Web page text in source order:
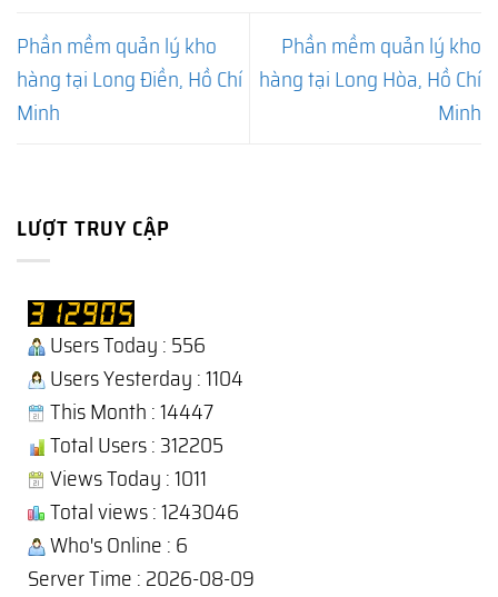
Phần mềm quản lý kho
hàng tại Long Điền, Hồ Chí
Minh
Phần mềm quản lý kho
hàng tại Long Hòa, Hồ Chí
Minh
LƯỢT TRUY CẬP
Users Today : 556
Users Yesterday : 1104
This Month : 14447
Total Users : 312205
Views Today : 1011
Total views : 1243046
Who's Online : 6
Server Time : 2026-08-09